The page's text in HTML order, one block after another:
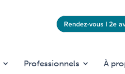
TopRendez-vous | 2e
Professionnels À